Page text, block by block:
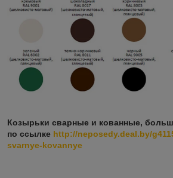
Козырьки сварные и кованные,
по ссылке http://neposedy.deal.by/
svarnye-kovannye